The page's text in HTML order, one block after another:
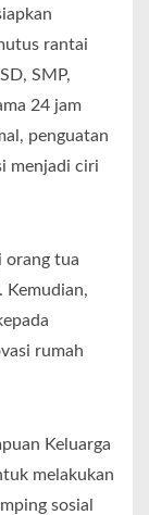
rantai
SMP,
24 jam
penguatan
menjadi ciri
orang tua
Kemudian,
rumah
Keluarga
melakukan
sosial